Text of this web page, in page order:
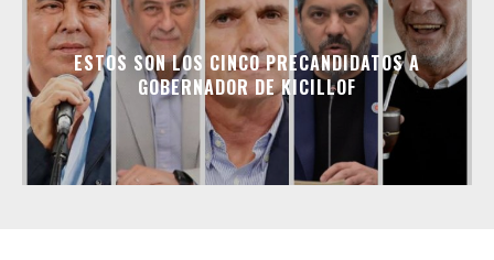
ESTOS SON LOS CINCO PRECANDIDATOS A
GOBERNADOR DE KICILLOF